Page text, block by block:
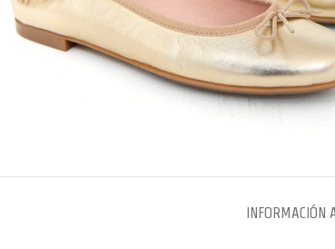
INFORMACIÓN